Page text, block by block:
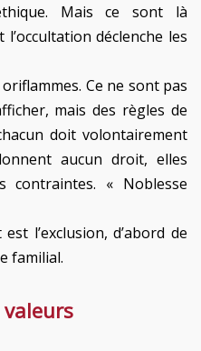
Mais ce sont là
déclenche les
Ce ne sont pas
mais des règles de
doit volontairement
aucun droit, elles
contraintes. « Noblesse
l’exclusion, d’abord de
familial.